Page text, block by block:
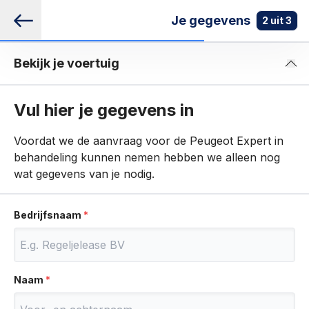
Zonder grote
investering
info@regeljegroenelease.nl
085 0290 044
KVK: 59801948
BTW: NL853649765B01
Populaire bedrijfswagens
Je gegevens 2 uit3
Bekijk je voertuig
Vul hier je gegevens in
Voordat we de aanvraag voor de Peugeot Expert in
behandeling kunnen nemen hebben we alleen nog
wat gegevens van je nodig.
Bedrijfsnaam
Naam